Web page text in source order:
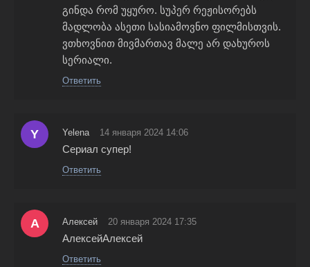
გინდა რომ უყურო. სუპერ რეჟისორებს
მადლობა ასეთი სასიამოვნო ფილმისთვის.
ვთხოვნით მივმართავ მალე არ დახუროს
სერიალი.
Ответить
Y Yelena 14 января 2024 14:06
Сериал супер!
Ответить
А Алексей 20 января 2024 17:35
АлексейАлексей
Ответить